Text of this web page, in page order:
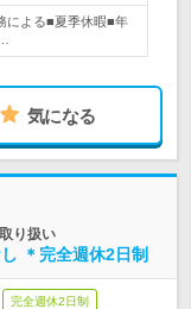
による■夏季休暇■年
気になる
り扱い
＊完全週休2日制
完全週休2日制